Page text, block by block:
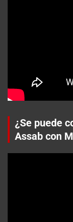
¿Se puede
Assab con